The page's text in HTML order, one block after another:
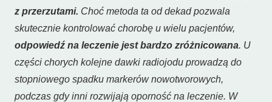
z przerzutami. Choć metoda ta od dekad pozwala
skutecznie kontrolować chorobę u wielu pacjentów,
odpowiedź na leczenie jest bardzo zróżnicowana. U
części chorych kolejne dawki radiojodu prowadzą do
stopniowego spadku markerów nowotworowych,
podczas gdy inni rozwijają oporność na leczenie. W